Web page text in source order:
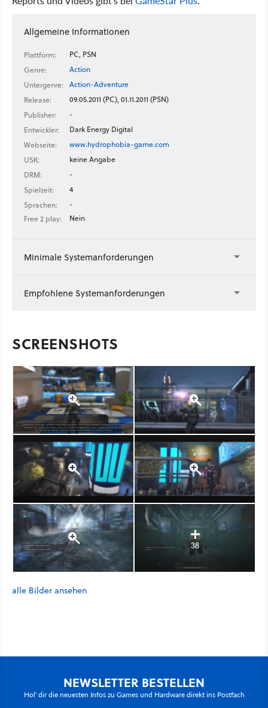
Allgemeine Informationen
Plattform:
PC, PSN
Genre:
Action
Untergenre:
Action-Adventure
Release:
09.05.2011 (PC), 01.11.2011 (PSN)
Publisher:
-
Entwickler:
Dark Energy Digital
Webseite:
www.hydrophobia-game.com
USK:
keine Angabe
DRM:
-
Spielzeit:
4
Sprachen:
-
Free 2 play:
Nein
Minimale Systemanforderungen
Empfohlene Systemanforderungen
SCREENSHOTS
38
alle Bilder ansehen
NEWSLETTER BESTELLEN
Hol' dir die neuesten Infos zu Games und Hardware direkt ins Postfach